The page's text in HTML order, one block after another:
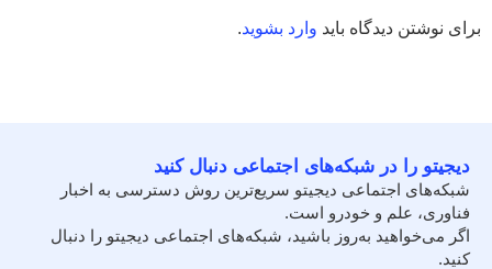
برای نوشتن دیدگاه باید وارد بشوید.
دیجیتو را در شبکه‌های اجتماعی دنبال کنید
شبکه‌های اجتماعی دیجیتو سریع‌ترین روش دسترسی به اخبار
فناوری، علم و خودرو است.
اگر می‌خواهید به‌روز باشید، شبکه‌های اجتماعی دیجیتو را دنبال
کنید.